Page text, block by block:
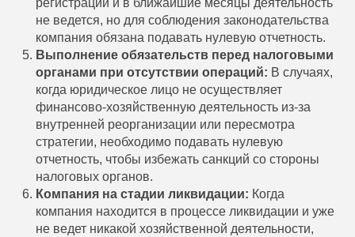
регистрации и в ближайшие месяцы деятельность
не ведется, но для соблюдения законодательства
компания обязана подавать нулевую отчетность.
Выполнение обязательств перед налоговыми
органами при отсутствии операций: В случаях,
когда юридическое лицо не осуществляет
финансово-хозяйственную деятельность из-за
внутренней реорганизации или пересмотра
стратегии, необходимо подавать нулевую
отчетность, чтобы избежать санкций со стороны
налоговых органов.
Компания на стадии ликвидации: Когда
компания находится в процессе ликвидации и уже
не ведет никакой хозяйственной деятельности,